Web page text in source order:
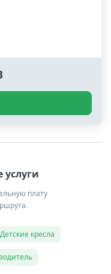
плату
Детские кресла